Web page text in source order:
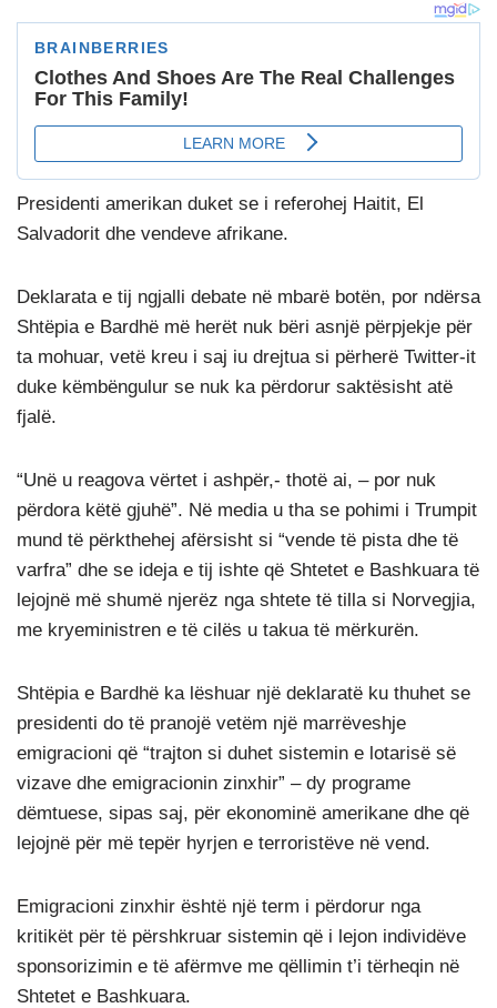
Presidenti amerikan duket se i referohej Haitit, El
Salvadorit dhe vendeve afrikane.
Deklarata e tij ngjalli debate në mbarë botën, por ndërsa
Shtëpia e Bardhë më herët nuk bëri asnjë përpjekje për
ta mohuar, vetë kreu i saj iu drejtua si përherë Twitter-it
duke këmbëngulur se nuk ka përdorur saktësisht atë
fjalë.
“Unë u reagova vërtet i ashpër,- thotë ai, – por nuk
përdora këtë gjuhë”. Në media u tha se pohimi i Trumpit
mund të përkthehej afërsisht si “vende të pista dhe të
varfra” dhe se ideja e tij ishte që Shtetet e Bashkuara të
lejojnë më shumë njerëz nga shtete të tilla si Norvegjia,
me kryeministren e të cilës u takua të mërkurën.
Shtëpia e Bardhë ka lëshuar një deklaratë ku thuhet se
presidenti do të pranojë vetëm një marrëveshje
emigracioni që “trajton si duhet sistemin e lotarisë së
vizave dhe emigracionin zinxhir” – dy programe
dëmtuese, sipas saj, për ekonominë amerikane dhe që
lejojnë për më tepër hyrjen e terroristëve në vend.
Emigracioni zinxhir është një term i përdorur nga
kritikët për të përshkruar sistemin që i lejon individëve
sponsorizimin e të afërmve me qëllimin t’i tërheqin në
Shtetet e Bashkuara.